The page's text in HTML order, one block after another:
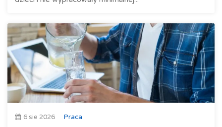
6 sie 2026 Praca